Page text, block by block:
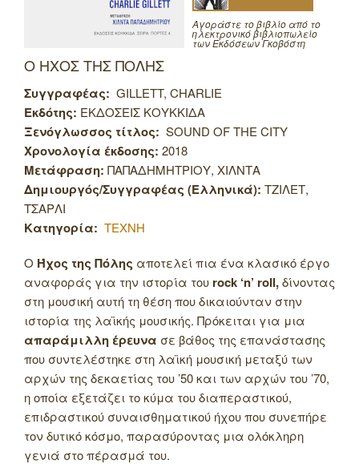
Αγοράστε το βιβλίο από το
ηλεκτρονικό βιβλιοπωλείο
των Εκδόσεων Γκοβόστη
Ο ΗΧΟΣ ΤΗΣ ΠΟΛΗΣ
Συγγραφέας: GILLETT, CHARLIE
Εκδότης: ΕΚΔΟΣΕΙΣ ΚΟΥΚΚΙΔΑ
Ξενόγλωσσος τίτλος: SOUND OF THE CITY
Χρονολογία έκδοσης: 2018
Μετάφραση: ΠΑΠΑΔΗΜΗΤΡΙΟΥ, ΧΙΛΝΤΑ
Δημιουργός/Συγγραφέας (Ελληνικά): ΤΖΙΛΕΤ,
ΤΣΑΡΛΙ
Κατηγορία: ΤΕΧΝΗ
Ο Ήχος της Πόλης αποτελεί πια ένα κλασικό έργο
αναφοράς για την ιστορία του rock ‘n’ roll,δίνοντας
στη μουσική αυτή τη θέση που δικαιούνταν στην
ιστορία της λαϊκής μουσικής. Πρόκειται για μια
απαράμιλλη έρευνα σε βάθος της επανάστασης
που συντελέστηκε στη λαϊκή μουσική μεταξύ των
αρχών της δεκαετίας του ’50 και των αρχών του ’70,
η οποία εξετάζει το κύμα του διαπεραστικού,
επιδραστικού συναισθηματικού ήχου που συνεπήρε
τον δυτικό κόσμο, παρασύροντας μια ολόκληρη
γενιά στο πέρασμά του.